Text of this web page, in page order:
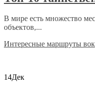
В мире есть множество
объектов,...
Интересные маршруты
14Дек